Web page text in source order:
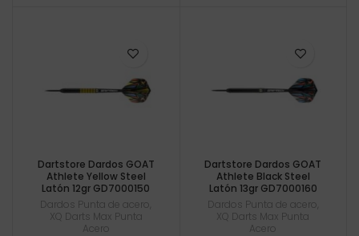
Dartstore Dardos GOAT
Athlete Yellow Steel
Latón 12gr GD7000150
Dardos Punta de acero
XQ Darts Max Punta
Acero
Dartstore Dardos GOAT
Athlete Black Steel
Latón 13gr GD7000160
Dardos Punta de acero
XQ Darts Max Punta
Acero